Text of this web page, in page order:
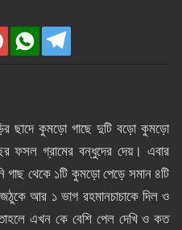
ছাদে কুমড়ো গাছে দুটি বড়ো কুমড়ো
ফসল গ্রামের বন্ধুদের দেয়। এবার
থেকে ১টি কুমড়ো পেড়ে সমান ৪টি
আর ১ ভাগ রহমানচাচাকে দিল ও
এখন কে বেশি পেল দেখি ও কত